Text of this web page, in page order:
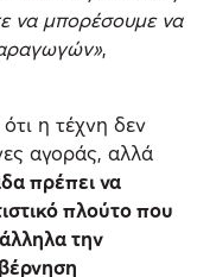
να μπορέσουμε να
,
η τέχνη δεν
αγοράς, αλλά
πρέπει να
πλούτο που
την